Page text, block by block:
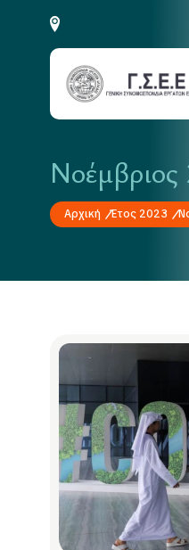
Αρχική Έτος 2023